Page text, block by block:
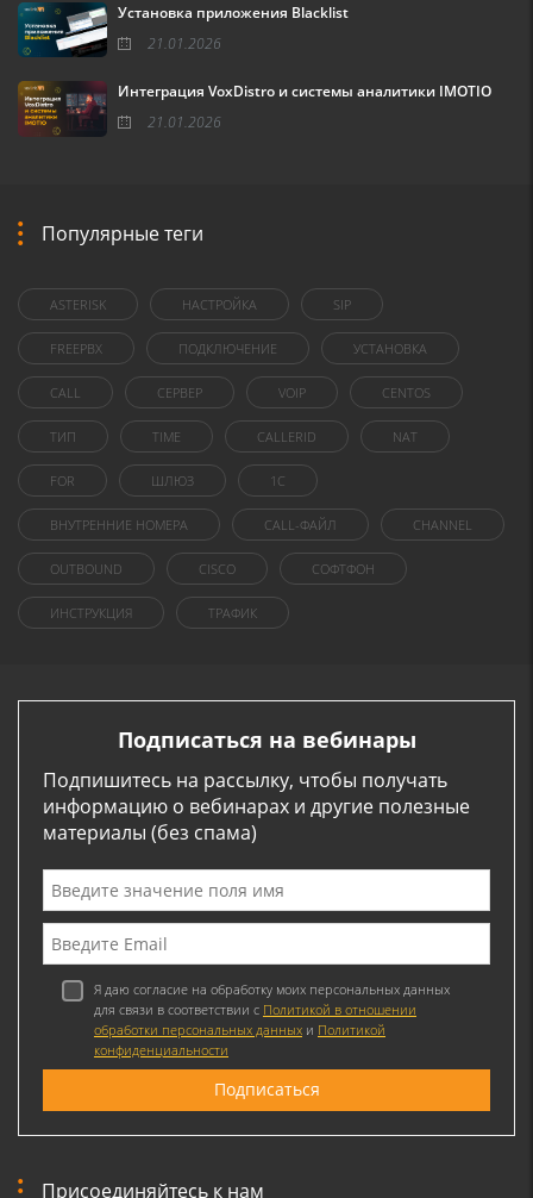
Установка приложения Blacklist
21.01.2026
Интеграция VoxDistro и системы аналитики IMOTIO
21.01.2026
Популярные теги
ASTERISK НАСТРОЙКА SIP
FREEPBX ПОДКЛЮЧЕНИЕ УСТАНОВКА
CALL СЕРВЕР VOIP CENTOS
ТИП TIME CALLERID NAT
FOR ШЛЮЗ 1C
ВНУТРЕННИЕ НОМЕРА CALL-ФАЙЛ CHANNEL
OUTBOUND CISCO СОФТФОН
ИНСТРУКЦИЯ ТРАФИК
Подписаться на вебинары
Подпишитесь на рассылку, чтобы получать
информацию о вебинарах и другие полезные
материалы (без спама)
Я даю согласие на обработку моих персональных данных
для связи в соответствии с Политикой в отношении
обработки персональных данных и Политикой
конфиденциальности
Присоединяйтесь к нам